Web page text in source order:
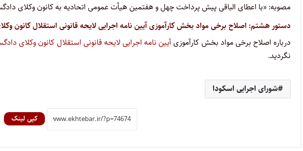
مصوبه: «با اعطای الباقی پیش پرداخت چهل و هفتمین هیأت عمومی اتحادیه به کانون وکلای
دستور هشتم: اصلاح برخی مواد بخش کارآموزی آیین نامه اجرایی لایحه قانونی استقلال کانون
درباره اصلاح برخی مواد بخش کارآموزیآیین نامه اجرایی لایحه قانونی استقلال کانون وکلای
نگردید.
شورای اجرایی اسکودا
کپی لینک